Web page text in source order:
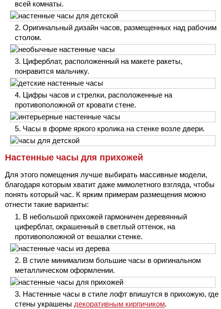
всей комнаты.
Оригинальный дизайн часов, размещенных над рабочим
столом.
Циферблат, расположенный на макете ракеты,
понравится мальчику.
Цифры часов и стрелки, расположенные на
противоположной от кровати стене.
Часы в форме яркого кролика на стенке возле двери.
Настенные часы для прихожей
Для этого помещения лучше выбирать массивные модели,
благодаря которым хватит даже мимолетного взгляда, чтобы
понять который час. К ярким примерам размещения можно
отнести такие варианты:
В небольшой прихожей гармоничен деревянный
циферблат, окрашенный в светлый оттенок, на
противоположной от вешалки стенке.
В стиле минимализм большие часы в оригинальном
металлическом оформлении.
Настенные часы в стиле лофт впишутся в прихожую, где
стены украшены декоративным кирпичиком.